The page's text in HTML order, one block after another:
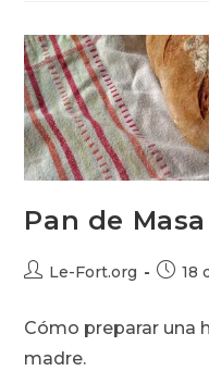
De
Pan de
Autor
entrada:
Le-Fort.org 18
Cómo preparar una
madre.